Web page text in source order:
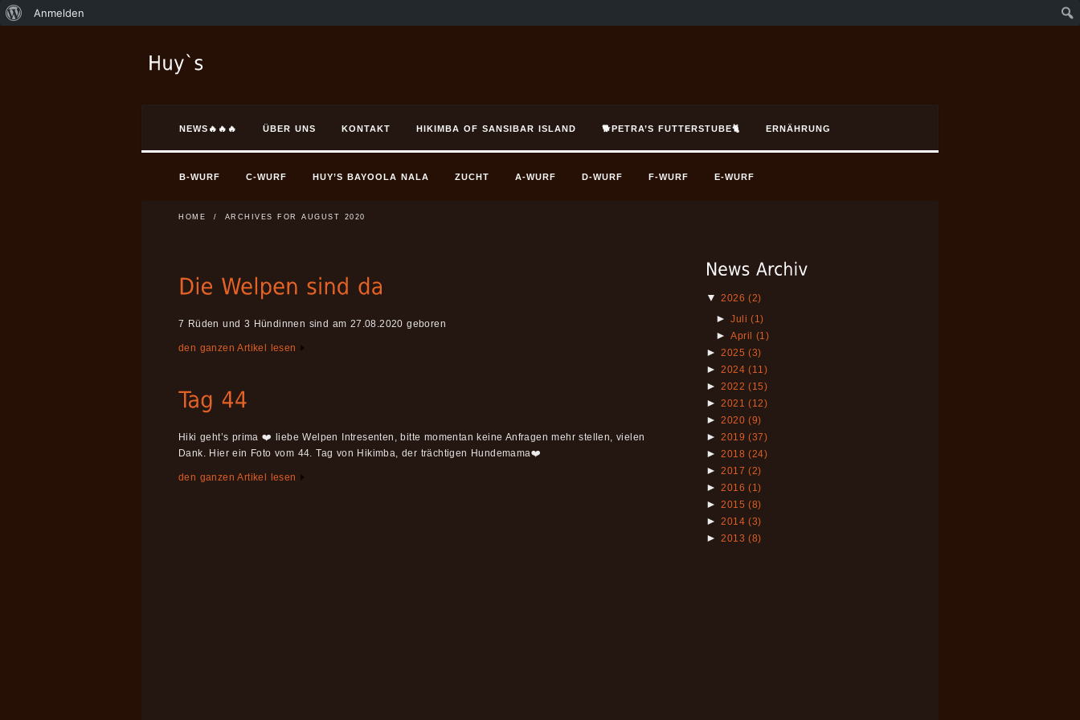
NEWS🔥🔥🔥 ÜBER UNS KONTAKT HIKIMBA OF SANSIBAR ISLAND 🐕PETRA’S FUTTERSTUBE🐈 ERNÄHRUNG
B-WURF C-WURF HUY’S BAYOOLA NALA ZUCHT A-WURF D-WURF F-WURF E-WURF
HOME / ARCHIVES FOR AUGUST 2020
7 Rüden und 3 Hündinnen sind am 27.08.2020 geboren
den ganzen Artikel lesen
Hiki geht’s prima ❤️ liebe Welpen Intresenten, bitte momentan keine Anfragen mehr stellen, vielen
Dank. Hier ein Foto vom 44. Tag von Hikimba, der trächtigen Hundemama❤️
den ganzen Artikel lesen
▼ 2026(2)
► Juli(1)
► April (1)
► 2025(3)
► 2024(11)
► 2022(15)
► 2021(12)
► 2020(9)
► 2019(37)
► 2018(24)
► 2017(2)
► 2016(1)
► 2015(8)
► 2014(3)
► 2013(8)
Anmelden